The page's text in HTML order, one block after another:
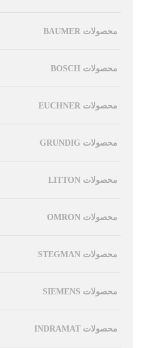
محصولات BAUMER
محصولات BOSCH
محصولات EUCHNER
محصولات GRUNDIG
محصولات LITTON
محصولات OMRON
محصولات STEGMAN
محصولات SIEMENS
محصولات INDRAMAT